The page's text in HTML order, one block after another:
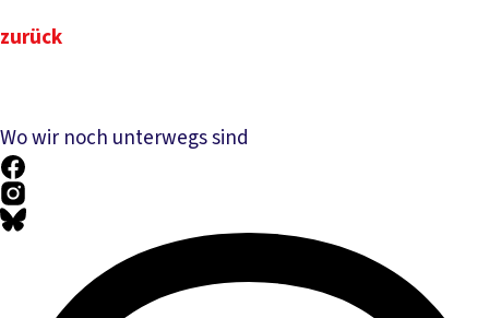
zurück
Wo wir noch unterwegs sind